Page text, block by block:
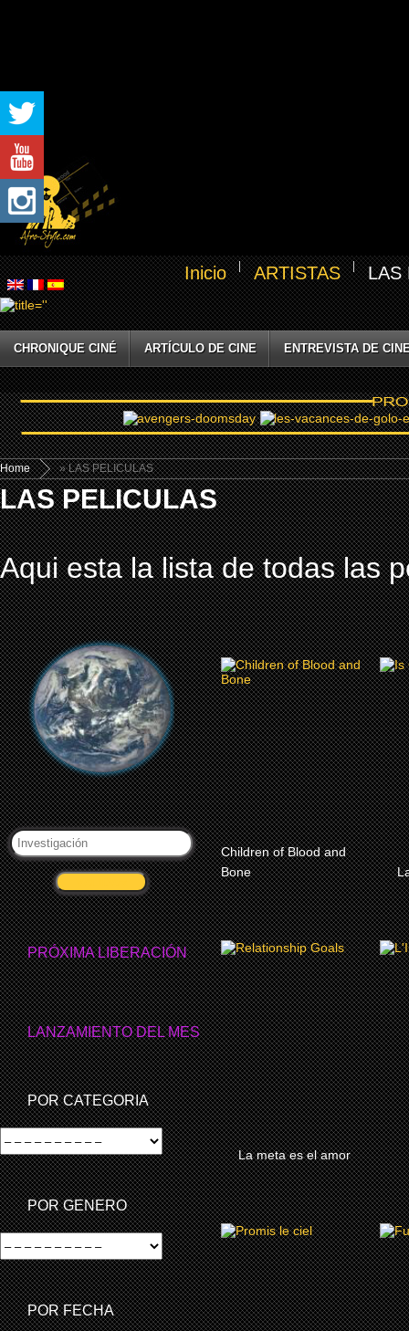
Inicio ARTISTAS LAS
CHRONIQUE CINÉ ARTÍCULO DE CINE ENTREVISTA DE
Home » LAS PELICULAS
LAS PELICULAS
Aqui esta la lista de todas las
PRÓXIMA LIBERACIÓN
LANZAMIENTO DEL MES
POR CATEGORIA
POR GENERO
POR FECHA
2027
CHILDREN OF BLOOD
AND BONE
MÀS
Children of Blood and
Bone
2026
LA META ES EL AMOR
MÀS
La meta es el amor
2025
PROMETIDO EL CIELO